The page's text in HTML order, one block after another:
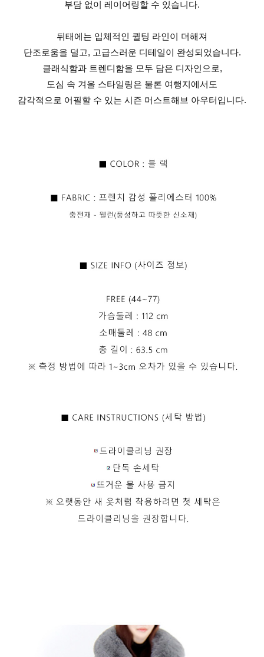
부담 없이 레이어링할 수 있습니다.
뒤태에는 입체적인 퀼팅 라인이 더해져
단조로움을 덜고, 고급스러운 디테일이 완성되었습니다.
클래식함과 트렌디함을 모두 담은 디자인으로,
도심 속 겨울 스타일링은 물론 여행지에서도
감각적으로 어필할 수 있는 시즌 머스트해브 아우터입니다.